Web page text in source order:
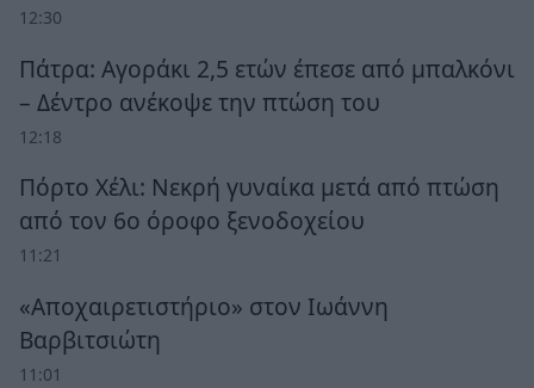
12:30
Πάτρα: Αγοράκι 2,5 ετών έπεσε από μπαλκόνι
– Δέντρο ανέκοψε την πτώση του
12:18
Πόρτο Χέλι: Νεκρή γυναίκα μετά από πτώση
από τον 6ο όροφο ξενοδοχείου
11:21
«Αποχαιρετιστήριο» στον Ιωάννη
Βαρβιτσιώτη
11:01